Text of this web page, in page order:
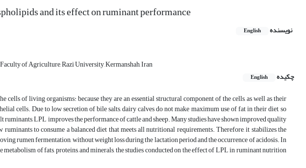
and its effect on ruminant performance
نویسنده English
of Agriculture, Razi University, Kermanshah, Iran
چکیده
English
of living organisms: because they are an essential structural component of the cells, as well as their
cells. Due to low secretion of bile salts, dairy calves do not make maximum use of fat in their diet, so
LPL improves the performance of cattle and sheep. Many studies have shown improved quality
to consume a balanced diet that meets all nutritional requirements. Therefore, it stabilizes the
rumen fermentation, without weight loss during the lactation period and the occurrence of acidosis. In
of fats, proteins, and minerals, the studies conducted on the effect of LPL in ruminant nutrition